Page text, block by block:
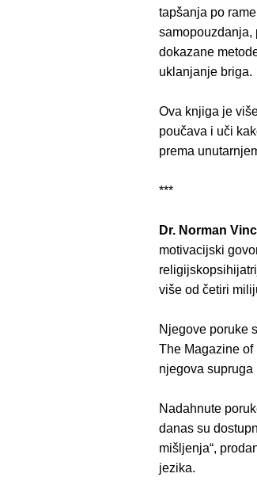
tapšanja po
samopouzdanja,
dokazane
uklanjanje briga.
Ova knjiga je
poučava i uči
prema
***
Dr. Norman
motivacijski
više od četiri
Njegove poruke
The Magazine
njegova
Nadahnute
danas su
mišljenja“,
jezika.